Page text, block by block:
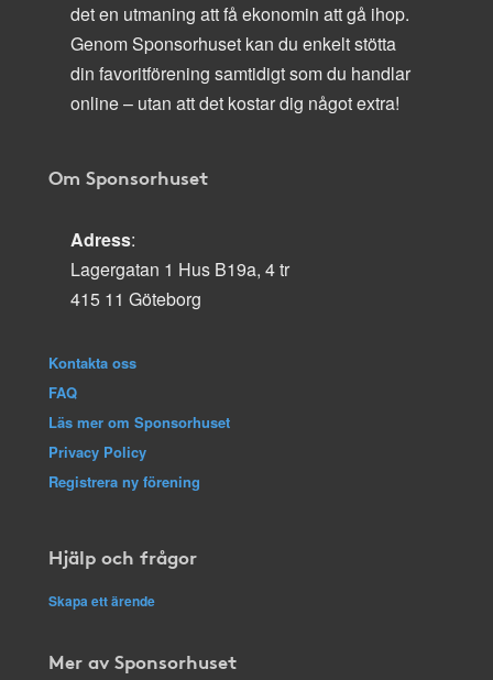
det en utmaning att få ekonomin att gå ihop.
Genom Sponsorhuset kan du enkelt stötta
din favoritförening samtidigt som du handlar
online – utan att det kostar dig något extra!
Om Sponsorhuset
Adress:
Lagergatan 1 Hus B19a, 4 tr
415 11 Göteborg
Kontakta oss
FAQ
Läs mer om Sponsorhuset
Privacy Policy
Registrera ny förening
Hjälp och frågor
Skapa ett ärende
Mer av Sponsorhuset